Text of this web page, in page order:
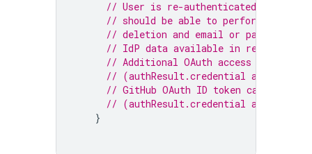
// User is re-authenticated with
// should be able to perform
// deletion and email or password
// IdP data available in
// Additional OAuth access token is
// (authResult.credential as?
// GitHub OAuth ID token can be
// (authResult.credential as?
}